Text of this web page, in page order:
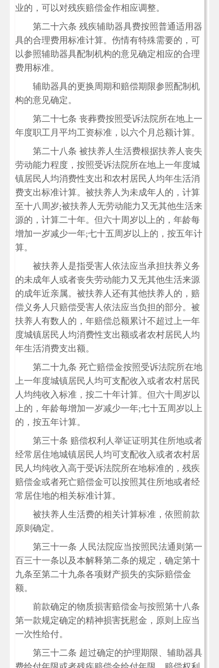
业的，可以对残疾赔偿金作相应调整。
第二十六条 残疾辅助器具费按照普通适用器
具的合理费用标准计算。伤情有特殊需要的，可
以参照辅助器具配制机构的意见确定相应的合理
费用标准。
辅助器具的更换周期和赔偿期限参照配制机
构的意见确定。
第二十七条 丧葬费按照受诉法院所在地上一
年度职工月平均工资标准，以六个月总额计算。
第二十八条 被扶养人生活费根据扶养人丧失
劳动能力程度，按照受诉法院所在地上一年度城
镇居民人均消费性支出和农村居民人均年生活消
费支出标准计算。被扶养人为未成年人的，计算
至十八周岁;被扶养人无劳动能力又无其他生活来
源的，计算二十年。但六十周岁以上的，年龄每
增加一岁减少一年;七十五周岁以上的，按五年计
算。
被扶养人是指受害人依法应当承担扶养义务
的未成年人或者丧失劳动能力又无其他生活来源
的成年近亲属。被扶养人还有其他扶养人的，赔
偿义务人只赔偿受害人依法应当负担的部分。被
扶养人有数人的，年赔偿总额累计不超过上一年
度城镇居民人均消费性支出额或者农村居民人均
年生活消费支出额。
第二十九条 死亡赔偿金按照受诉法院所在地
上一年度城镇居民人均可支配收入或者农村居民
人均纯收入标准，按二十年计算。但六十周岁以
上的，年龄每增加一岁减少一年;七十五周岁以上
的，按五年计算。
第三十条 赔偿权利人举证证明其住所地或者
经常居住地城镇居民人均可支配收入或者农村居
民人均纯收入高于受诉法院所在地标准的，残疾
赔偿金或者死亡赔偿金可以按照其住所地或者经
常居住地的相关标准计算。
被扶养人生活费的相关计算标准，依照前款
原则确定。
第三十一条 人民法院应当按照民法通则第一
百三十一条以及本解释第二条的规定，确定第十
九条至第二十九条各项财产损失的实际赔偿金
额。
前款确定的物质损害赔偿金与按照第十八条
第一款规定确定的精神损害抚慰金，原则上应当
一次性给付。
第三十二条 超过确定的护理期限、辅助器具